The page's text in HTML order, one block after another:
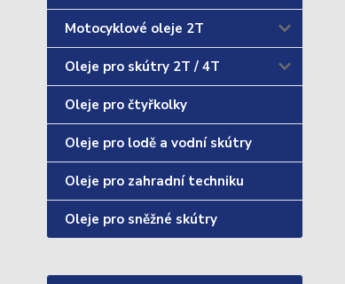
Motocyklové oleje 2T
Oleje pro skútry 2T / 4T
Oleje pro čtyřkolky
Oleje pro lodě a vodní skútry
Oleje pro zahradní techniku
Oleje pro sněžné skútry